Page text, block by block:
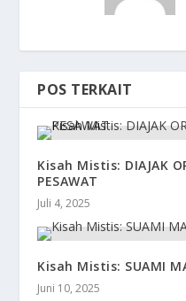
POS TERKAIT
Kisah Mistis: DIAJAK
PESAWAT
Juli 4, 2025
Kisah Mistis: SUAMI
Juni 10, 2025